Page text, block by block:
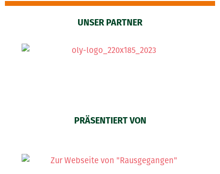
UNSER PARTNER
PRÄSENTIERT VON